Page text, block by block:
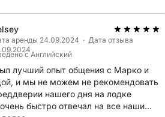
аренды 24.09.2024 · Дата отзыва
с Английский
лучший опыт общения с Марко и
и мы не можем не рекомендовать
нашего дня на лодке
быстро отвечал на все наши